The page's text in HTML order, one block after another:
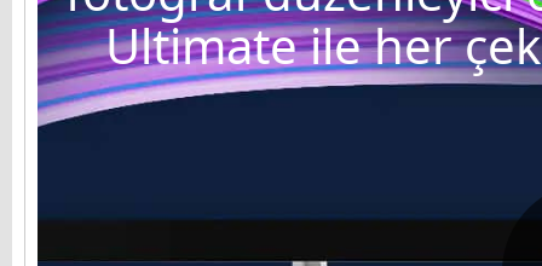
Ultimate ile her